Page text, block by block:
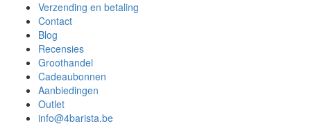
Verzending en betaling
Contact
Blog
Recensies
Groothandel
Cadeaubonnen
Aanbiedingen
Outlet
info@4barista.be